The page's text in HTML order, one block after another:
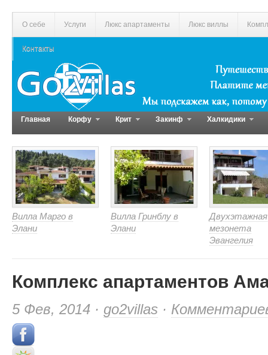
О себе Услуги Люкс апартаменты Люкс виллы
Контакты
Главная Корфу Крит Закинф Халкидики
Вилла Марго в
Элани
Вилла Гринблу в
Элани
Двухэтажная
мезонета
Эвангелия
Комплекс апартаментов
5 Фев, 2014 · go2villas ·